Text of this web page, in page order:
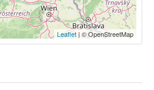
Leaflet| © OpenStreetMap